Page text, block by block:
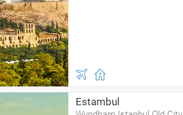
Estambul